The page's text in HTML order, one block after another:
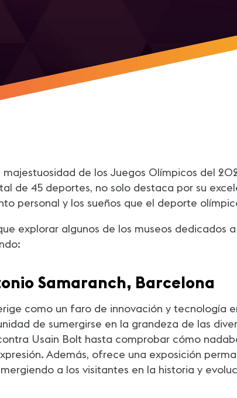
de los Juegos Olímpicos del
de 45 deportes, no solo destaca por su
personal y los sueños que el deporte
explorar algunos de los museos dedicados
Samaranch, Barcelona
como un faro de innovación y tecnología
de sumergirse en la grandeza de las
Usain Bolt hasta comprobar cómo
Además, ofrece una exposición
a los visitantes en la historia y